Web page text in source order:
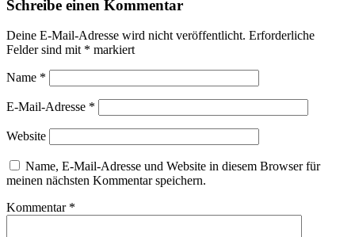
Schreibe einen Kommentar
Deine E-Mail-Adresse wird nicht veröffentlicht. Erforderliche
Felder sind mit * markiert
Name *
E-Mail-Adresse *
Website
Name, E-Mail-Adresse und Website in diesem Browser für
meinen nächsten Kommentar speichern.
Kommentar *